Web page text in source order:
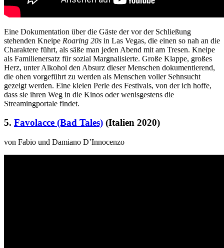
Eine Dokumentation über die Gäste der vor der Schließung
stehenden Kneipe Roaring 20s in Las Vegas, die einen so nah an die
Charaktere führt, als säße man jeden Abend mit am Tresen. Kneipe
als Familienersatz für sozial Margnalisierte. Große Klappe, großes
Herz, unter Alkohol den Absurz dieser Menschen dokumentierend,
die ohen vorgeführt zu werden als Menschen voller Sehnsucht
gezeigt werden. Eine kleien Perle des Festivals, von der ich hoffe,
dass sie ihren Weg in die Kinos oder wenisgestens die
Streamingportale findet.
5. Favolacce (Bad Tales) (Italien 2020)
von Fabio und Damiano D’Innocenzo